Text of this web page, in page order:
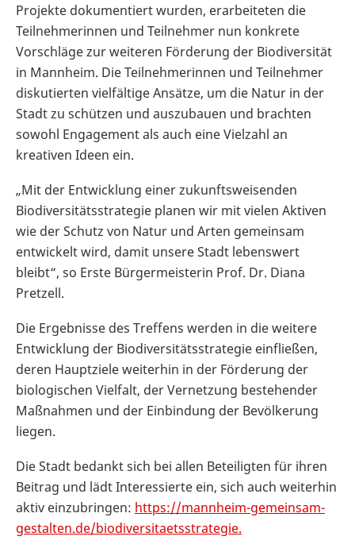
Projekte dokumentiert wurden, erarbeiteten die
Teilnehmerinnen und Teilnehmer nun konkrete
Vorschläge zur weiteren Förderung der Biodiversität
in Mannheim. Die Teilnehmerinnen und Teilnehmer
diskutierten vielfältige Ansätze, um die Natur in der
Stadt zu schützen und auszubauen und brachten
sowohl Engagement als auch eine Vielzahl an
kreativen Ideen ein.
„Mit der Entwicklung einer zukunftsweisenden
Biodiversitätsstrategie planen wir mit vielen Aktiven
wie der Schutz von Natur und Arten gemeinsam
entwickelt wird, damit unsere Stadt lebenswert
bleibt“, so Erste Bürgermeisterin Prof. Dr. Diana
Pretzell.
Die Ergebnisse des Treffens werden in die weitere
Entwicklung der Biodiversitätsstrategie einfließen,
deren Hauptziele weiterhin in der Förderung der
biologischen Vielfalt, der Vernetzung bestehender
Maßnahmen und der Einbindung der Bevölkerung
liegen.
Die Stadt bedankt sich bei allen Beteiligten für ihren
Beitrag und lädt Interessierte ein, sich auch weiterhin
aktiv einzubringen: https://mannheim-gemeinsam-
gestalten.de/biodiversitaetsstrategie.